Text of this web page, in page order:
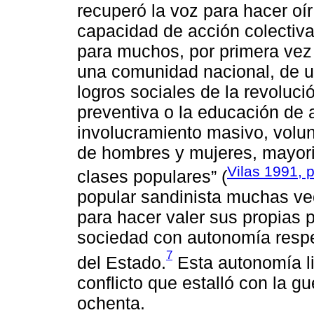
recuperó la voz para hacer
capacidad de acción
para muchos, por primera
una comunidad nacional, de
logros sociales de la
preventiva o la educación de
involucramiento masivo,
de hombres y mujeres,
clases populares” (Vilas 1991,
popular sandinista muchas
para hacer valer sus propias
sociedad con autonomía
del Estado.7 Esta autonomía
conflicto que estalló con la
ochenta.